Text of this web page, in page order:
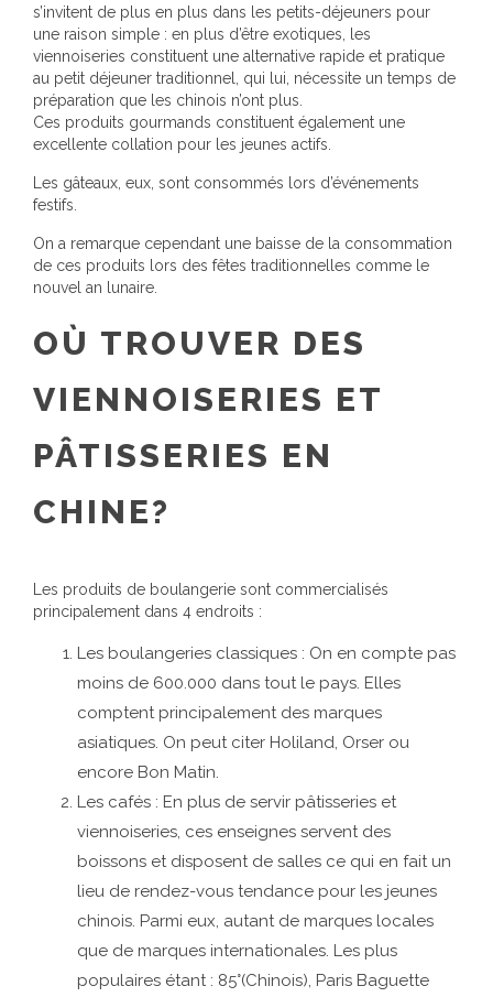
s’invitent de plus en plus dans les petits-déjeuners pour
une raison simple : en plus d’être exotiques, les
viennoiseries constituent une alternative rapide et pratique
au petit déjeuner traditionnel, qui lui, nécessite un temps de
préparation que les chinois n’ont plus.
Ces produits gourmands constituent également une
excellente collation pour les jeunes actifs.
Les gâteaux, eux, sont consommés lors d’événements
festifs.
On a remarque cependant une baisse de la consommation
de ces produits lors des fêtes traditionnelles comme le
nouvel an lunaire.
OÙ TROUVER DES
VIENNOISERIES ET
PÂTISSERIES EN
CHINE?
Les produits de boulangerie sont commercialisés
principalement dans 4 endroits :
Les boulangeries classiques : On en compte pas
moins de 600.000 dans tout le pays. Elles
comptent principalement des marques
asiatiques. On peut citer Holiland, Orser ou
encore Bon Matin.
Les cafés : En plus de servir pâtisseries et
viennoiseries, ces enseignes servent des
boissons et disposent de salles ce qui en fait un
lieu de rendez-vous tendance pour les jeunes
chinois. Parmi eux, autant de marques locales
que de marques internationales. Les plus
populaires étant : 85°(Chinois), Paris Baguette